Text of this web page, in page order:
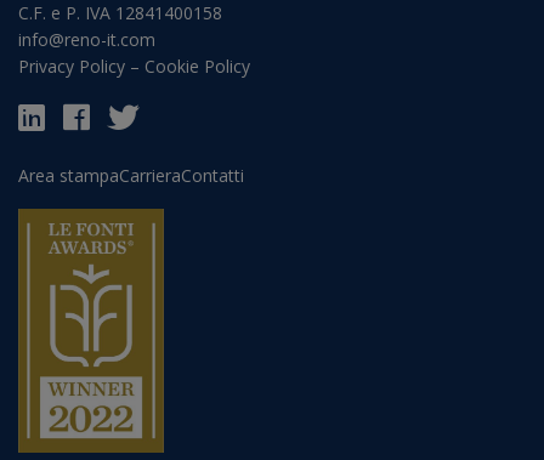
C.F. e P. IVA 12841400158
info@reno-it.com
Privacy Policy – Cookie Policy
Area stampaCarrieraContatti